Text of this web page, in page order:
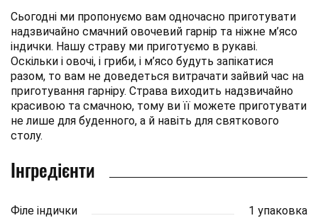
Сьогодні ми пропонуємо вам одночасно приготувати
надзвичайно смачний овочевий гарнір та ніжне м’ясо
індички. Нашу страву ми приготуємо в рукаві.
Оскільки і овочі, і гриби, і м’ясо будуть запікатися
разом, то вам не доведеться витрачати зайвий час на
приготування гарніру. Страва виходить надзвичайно
красивою та смачною, тому ви її можете приготувати
не лише для буденного, а й навіть для святкового
столу.
Інгредієнти
Філе індички
1 упаковка